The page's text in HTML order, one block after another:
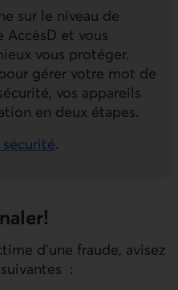
sur le niveau de
et vous
vous protéger.
gérer votre mot de
vos appareils
en deux étapes.
.
d’une fraude, avisez
: